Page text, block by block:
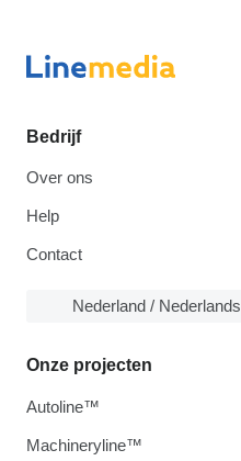
Bedrijf
Over ons
Help
Contact
Nederland / Nederlands
Onze projecten
Autoline™
Machineryline™